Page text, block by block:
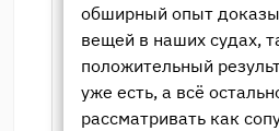
обширный опыт
вещей в наших судах,
положительный
уже есть, а всё
рассматривать как